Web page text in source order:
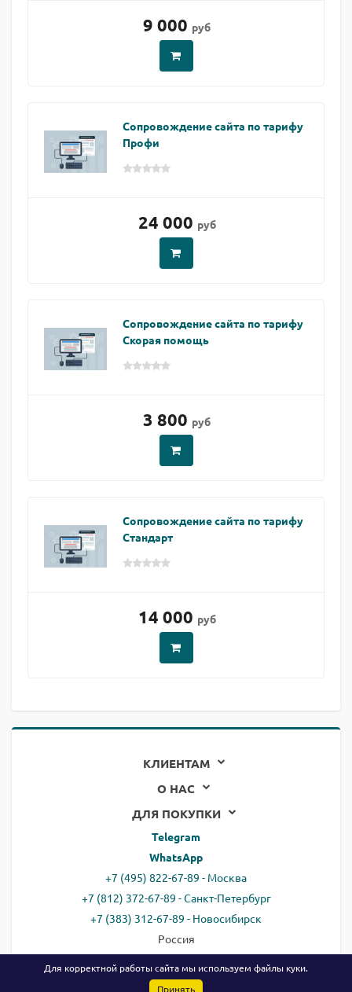
9 000 руб
Сопровождение сайта по тарифу
Профи
24 000 руб
Сопровождение сайта по тарифу
Скорая помощь
3 800 руб
Сопровождение сайта по тарифу
Стандарт
14 000 руб
КЛИЕНТАМ
О НАС
ДЛЯ ПОКУПКИ
Telegram
WhatsApp
+7 (495) 822-67-89 - Москва
+7 (812) 372-67-89 - Санкт-Петербург
+7 (383) 312-67-89 - Новосибирск
Россия
email:all@ready.website
Для корректной работы сайта мы используем файлы куки.
Принять